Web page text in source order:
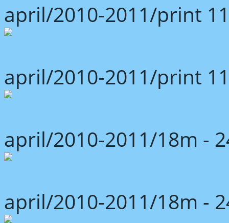
april/2010-2011/print
april/2010-2011/print
april/2010-2011/18m -
april/2010-2011/18m -